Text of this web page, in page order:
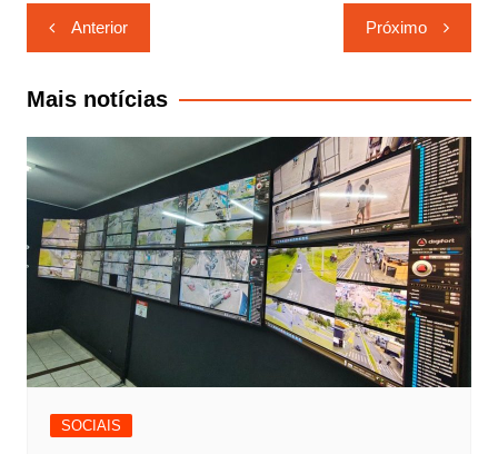
Navegação
de
Post
Anterior Próximo
Mais notícias
SOCIAIS